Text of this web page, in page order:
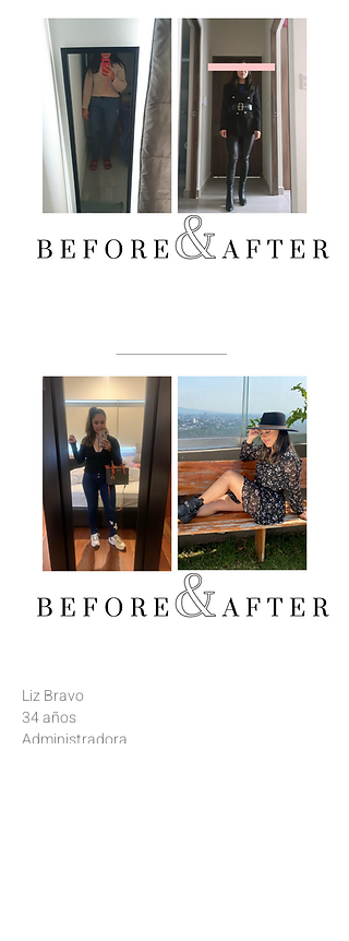
Liz Bravo
34 años
Administradora